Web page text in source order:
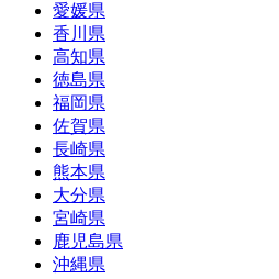
愛媛県
香川県
高知県
徳島県
福岡県
佐賀県
長崎県
熊本県
大分県
宮崎県
鹿児島県
沖縄県